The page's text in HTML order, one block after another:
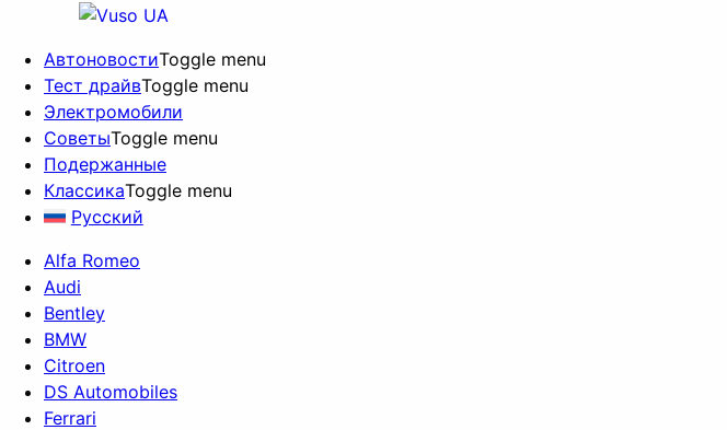
АвтоновостиToggle menu
Тест драйвToggle menu
Электромобили
СоветыToggle menu
Подержанные
КлассикаToggle menu
Русский
Alfa Romeo
Audi
Bentley
BMW
Citroen
DS Automobiles
Ferrari